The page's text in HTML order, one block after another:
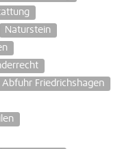
Naturstein
Friedrichshagen